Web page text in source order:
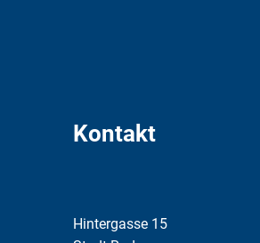
Kontakt
Hintergasse 15